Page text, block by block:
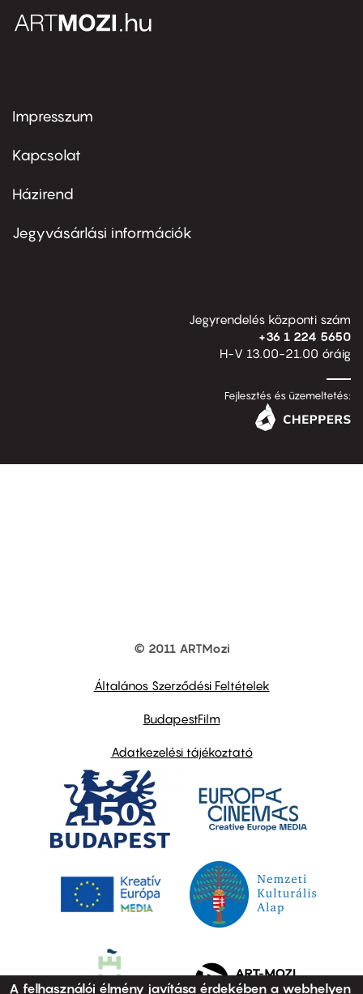
Footer
first
Impresszum
Kapcsolat
Footer
second
Házirend
Jegyvásárlási információk
Jegyrendelés központi szám
+36 1 224 5650
H-V 13.00-21.00 óráig
Fejlesztés és üzemeltetés:
© 2011 ARTMozi
Általános Szerződési Feltételek
BudapestFilm
Adatkezelési tájékoztató
A felhasználói élmény javítása érdekében a webhelyen